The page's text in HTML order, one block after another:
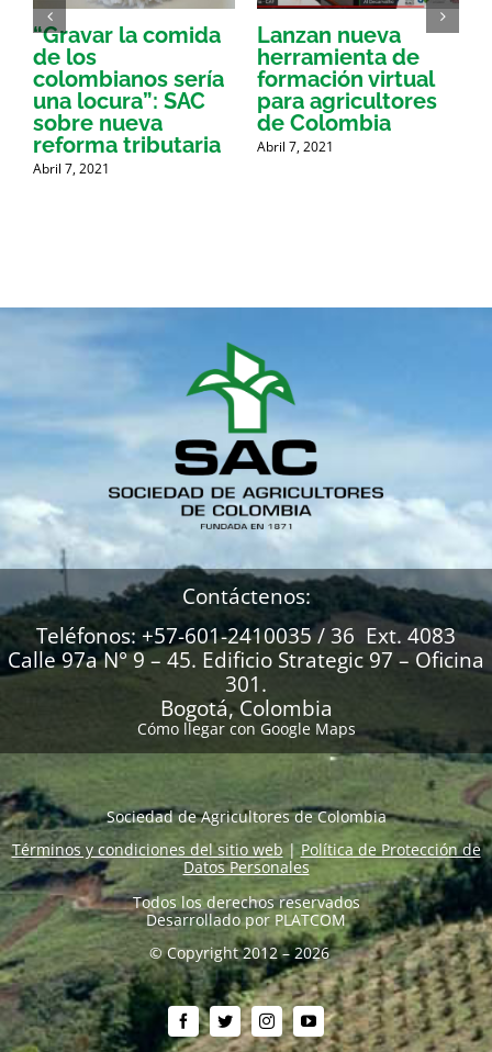
“Gravar la comida
de los
colombianos sería
una locura”: SAC
sobre nueva
reforma tributaria
Abril 7, 2021
Lanzan nueva
herramienta de
formación virtual
para agricultores
de Colombia
Abril 7, 2021
Contáctenos:
Teléfonos: +57-601-2410035 / 36 Ext. 4083
Calle 97a N° 9 – 45. Edificio Strategic 97 – Oficina
301.
Bogotá, Colombia
Cómo llegar con Google Maps
Sociedad de Agricultores de Colombia
Términos y condiciones del sitio web|Política de Protección de
Datos Personales
Todos los derechos reservados
Desarrollado por PLATCOM
© Copyright 2012 – 2026